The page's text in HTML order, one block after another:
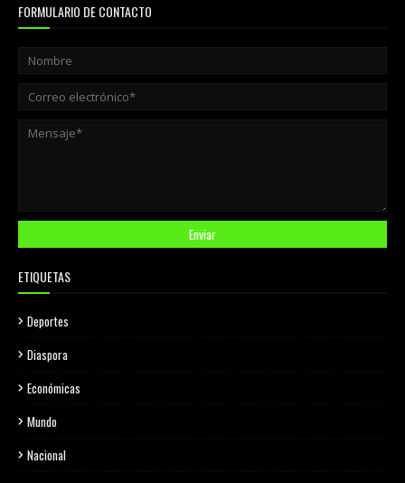
FORMULARIO DE CONTACTO
ETIQUETAS
Deportes
Diaspora
Económicas
Mundo
Nacional